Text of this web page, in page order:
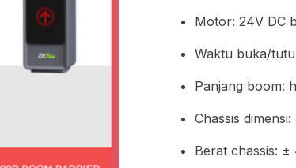
Motor: 24V DC
Waktu buka/
Panjang boom:
Chassis
Berat chassis: ±